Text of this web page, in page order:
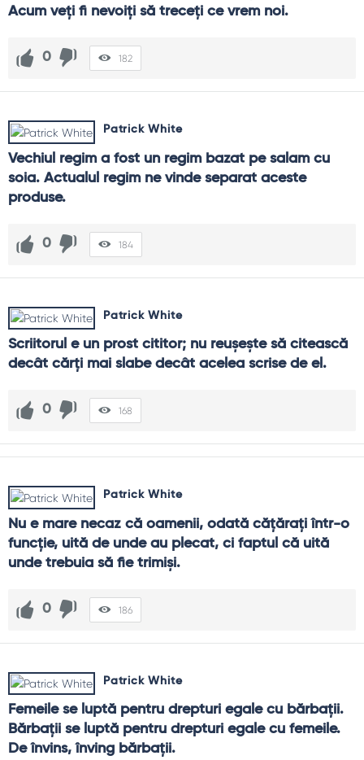
Acum veţi fi nevoiţi să treceţi ce vrem noi.
0 182
Patrick White
Vechiul regim a fost un regim bazat pe salam cu
soia. Actualul regim ne vinde separat aceste
produse.
0 184
Patrick White
Scriitorul e un prost cititor; nu reuşeşte să citească
decât cărţi mai slabe decât acelea scrise de el.
0 168
Patrick White
Nu e mare necaz că oamenii, odată căţăraţi într-o
funcţie, uită de unde au plecat, ci faptul că uită
unde trebuia să fie trimişi.
0 186
Patrick White
Femeile se luptă pentru drepturi egale cu bărbaţii.
Bărbaţii se luptă pentru drepturi egale cu femeile.
De învins, înving bărbaţii.